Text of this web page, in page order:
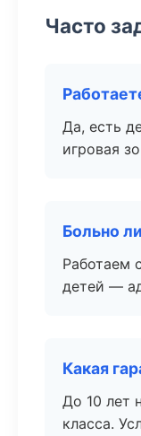
Часто
Да, есть
игровая
Больно
Работаем
детей —
Какая
До 10 лет
класса.